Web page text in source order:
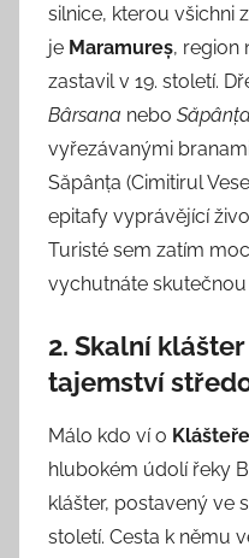
silnice, kterou všichni
je Maramureș, region
zastavil v 19. století.
Bârsana nebo Săpânța
vyřezávanými
Săpânța (Cimitirul
epitafy vyprávějící
Turisté sem zatím
vychutnáte
2. Skalní
tajemství
Málo kdo ví o
hlubokém údolí řeky
klášter, postavený ve
století. Cesta k němu